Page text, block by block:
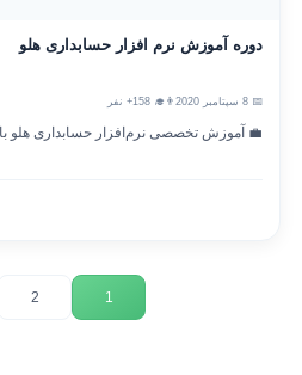
دوره آموزش نرم افزار حسابداری هلو
👨‍🎓 158+ نفر
💼 آموزش تخصصی نرم‌افزار حسابداری هلو